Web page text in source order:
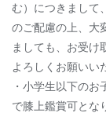
む）につきまして
のご配慮の上、大
ましても、お受け
よろしくお願いい
・小学生以下の
で膝上鑑賞可とな